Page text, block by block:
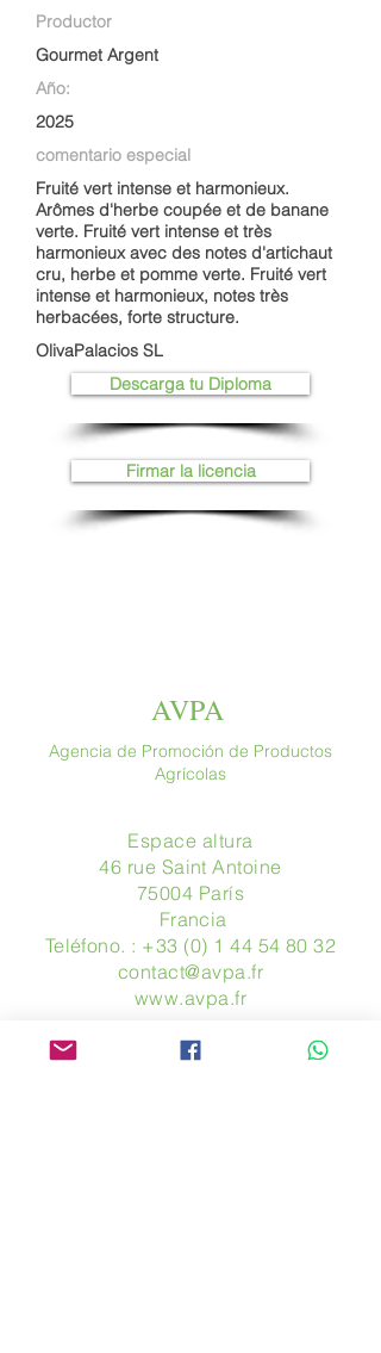
Productor
Gourmet Argent
Año:
2025
comentario especial
Fruité vert intense et harmonieux.
Arômes d'herbe coupée et de banane
verte. Fruité vert intense et très
harmonieux avec des notes d'artichaut
cru, herbe et pomme verte. Fruité vert
intense et harmonieux, notes très
herbacées, forte structure.
OlivaPalacios SL
Descarga tu Diploma
Firmar la licencia
AVPA
Agencia de Promoción de Productos
Agrícolas
Espace altura
46 rue Saint Antoine
75004 París
​ Francia
Teléfono. : +33 (0) 1 44 54 80 32
contact@avpa.fr
www.avpa.fr